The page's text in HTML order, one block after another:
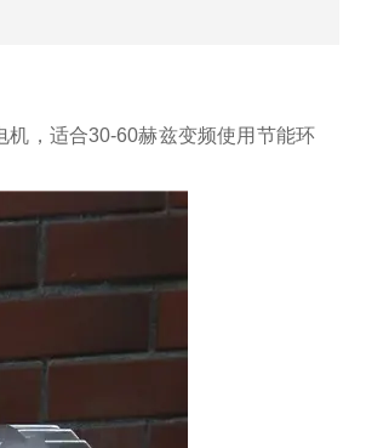
，适合30-60赫兹变频使用节能环